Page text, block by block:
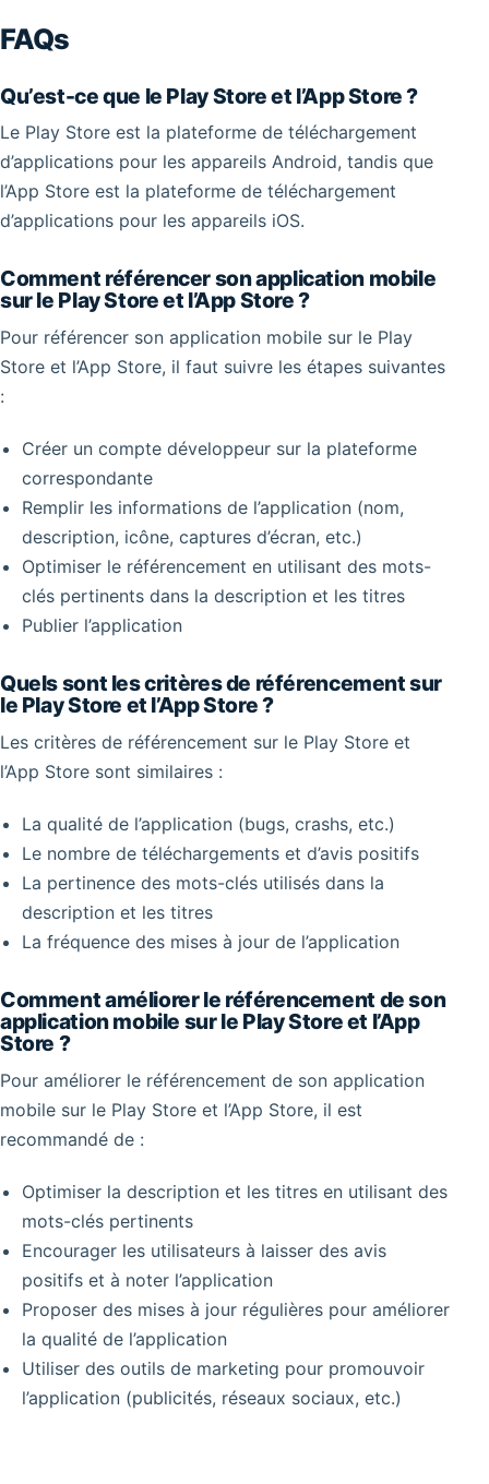
FAQs
Qu’est-ce que le Play Store et l’App Store ?
Le Play Store est la plateforme de téléchargement
d’applications pour les appareils Android, tandis que
l’App Store est la plateforme de téléchargement
d’applications pour les appareils iOS.
Comment référencer son application mobile
sur le Play Store et l’App Store ?
Pour référencer son application mobile sur le Play
Store et l’App Store, il faut suivre les étapes suivantes
:
Créer un compte développeur sur la plateforme
correspondante
Remplir les informations de l’application (nom,
description, icône, captures d’écran, etc.)
Optimiser le référencement en utilisant des mots-
clés pertinents dans la description et les titres
Publier l’application
Quels sont les critères de référencement sur
le Play Store et l’App Store ?
Les critères de référencement sur le Play Store et
l’App Store sont similaires :
La qualité de l’application (bugs, crashs, etc.)
Le nombre de téléchargements et d’avis positifs
La pertinence des mots-clés utilisés dans la
description et les titres
La fréquence des mises à jour de l’application
Comment améliorer le référencement de son
application mobile sur le Play Store et l’App
Store ?
Pour améliorer le référencement de son application
mobile sur le Play Store et l’App Store, il est
recommandé de :
Optimiser la description et les titres en utilisant des
mots-clés pertinents
Encourager les utilisateurs à laisser des avis
positifs et à noter l’application
Proposer des mises à jour régulières pour améliorer
la qualité de l’application
Utiliser des outils de marketing pour promouvoir
l’application (publicités, réseaux sociaux, etc.)